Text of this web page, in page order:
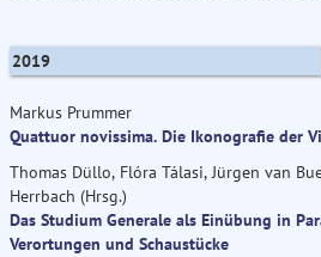
2019
Markus Prummer
Quattuor novissima. Die Ikonografie der
Thomas Düllo, Flóra Tálasi, Jürgen van
Herrbach (Hrsg.)
Das Studium Generale als Einübung in
Verortungen und Schaustücke